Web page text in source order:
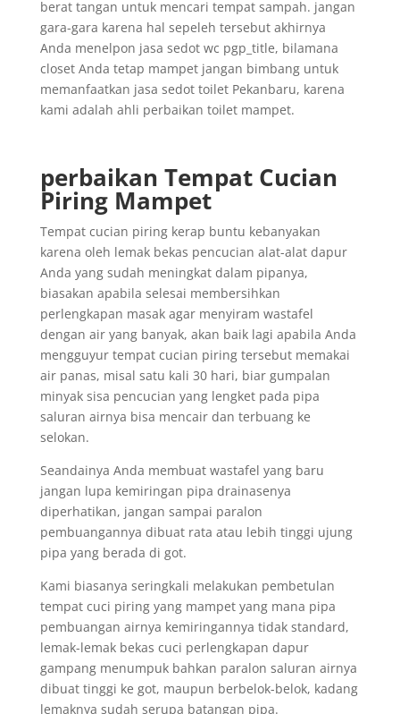
berat tangan untuk mencari tempat sampah. jangan
gara-gara karena hal sepeleh tersebut akhirnya
Anda menelpon jasa sedot wc pgp_title, bilamana
closet Anda tetap mampet jangan bimbang untuk
memanfaatkan jasa sedot toilet Pekanbaru, karena
kami adalah ahli perbaikan toilet mampet.
perbaikan Tempat Cucian
Piring Mampet
Tempat cucian piring kerap buntu kebanyakan
karena oleh lemak bekas pencucian alat-alat dapur
Anda yang sudah meningkat dalam pipanya,
biasakan apabila selesai membersihkan
perlengkapan masak agar menyiram wastafel
dengan air yang banyak, akan baik lagi apabila Anda
mengguyur tempat cucian piring tersebut memakai
air panas, misal satu kali 30 hari, biar gumpalan
minyak sisa pencucian yang lengket pada pipa
saluran airnya bisa mencair dan terbuang ke
selokan.
Seandainya Anda membuat wastafel yang baru
jangan lupa kemiringan pipa drainasenya
diperhatikan, jangan sampai paralon
pembuangannya dibuat rata atau lebih tinggi ujung
pipa yang berada di got.
Kami biasanya seringkali melakukan pembetulan
tempat cuci piring yang mampet yang mana pipa
pembuangan airnya kemiringannya tidak standard,
lemak-lemak bekas cuci perlengkapan dapur
gampang menumpuk bahkan paralon saluran airnya
dibuat tinggi ke got, maupun berbelok-belok, kadang
lemaknya sudah serupa batangan pipa.